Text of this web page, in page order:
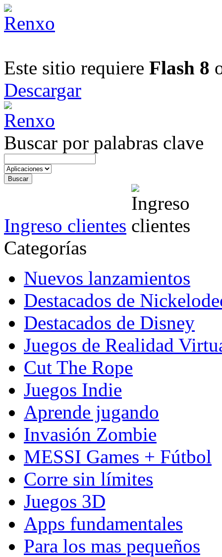
Este sitio requiere Flash 8
Descargar
Buscar por palabras clave
Ingreso clientes
Categorías
Nuevos lanzamientos
Destacados de
Destacados de Disney
Juegos de Realidad
Cut The Rope
Juegos Indie
Aprende jugando
Invasión Zombie
MESSI Games + Fútbol
Corre sin límites
Juegos 3D
Apps fundamentales
Para los mas pequeños